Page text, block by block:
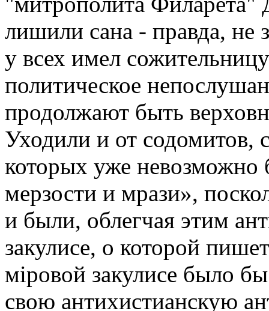
лишили сана - правда, не
у всех имел
политическое
продолжают быть
Уходили и от содомитов,
которых уже невозможно
мерзости и мрази»,
и были, облегчая этим
закулисе, о которой
міровой закулисе было
свою антихистианскую